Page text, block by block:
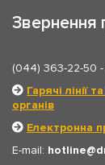
Звернення
(044) 363-22-50
Гарячі лінії
органів
Електронна
E-mail: hotline